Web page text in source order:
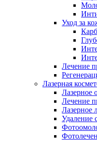
Уход за
Лечение
Лазерная
Лазерное
Лечение
Лазерное
Удаление